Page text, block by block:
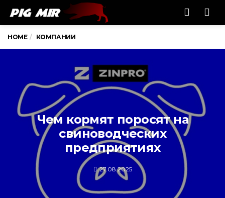
HOME КОМПАНИИ
Чем кормят поросят на
свиноводческих
предприятиях
27.08.2025